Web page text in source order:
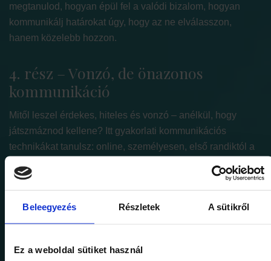
Beleegyezés Részletek A sütikről
Ez a weboldal sütiket használ
megtanulod, hogyan épül fel a valódi bizalom, hogyan
kommunikálj határokat úgy, hogy az ne elválasszon,
hanem közelebb hozzon.
4. rész – Vonzó, de önazonos
kommunikáció
Mitől leszel érdekes, hiteles és vonzó – anélkül, hogy
játszmáznod kellene? Itt gyakorlati kommunikációs
technikákat tanulsz: online, személyesen, első randiktól a
mitől működik hosszú távon?
között? Itt megérted, mit kell napról napra táplálni, hogy ne